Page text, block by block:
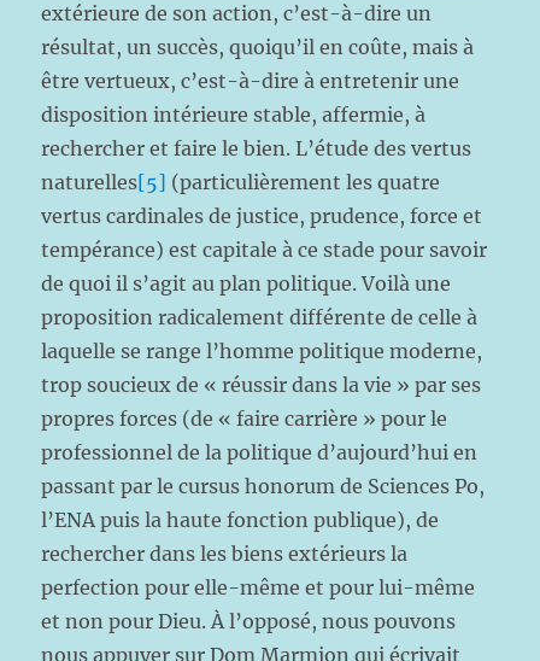
extérieure de son action, c’est-à-dire un
résultat, un succès, quoiqu’il en coûte, mais à
être vertueux, c’est-à-dire à entretenir une
disposition intérieure stable, affermie, à
rechercher et faire le bien. L’étude des vertus
naturelles[5] (particulièrement les quatre
vertus cardinales de justice, prudence, force et
tempérance) est capitale à ce stade pour savoir
de quoi il s’agit au plan politique. Voilà une
proposition radicalement différente de celle à
laquelle se range l’homme politique moderne,
trop soucieux de « réussir dans la vie » par ses
propres forces (de « faire carrière » pour le
professionnel de la politique d’aujourd’hui en
passant par le cursus honorum de Sciences Po,
l’ENA puis la haute fonction publique), de
rechercher dans les biens extérieurs la
perfection pour elle-même et pour lui-même
et non pour Dieu. À l’opposé, nous pouvons
nous appuyer sur Dom Marmion qui écrivait